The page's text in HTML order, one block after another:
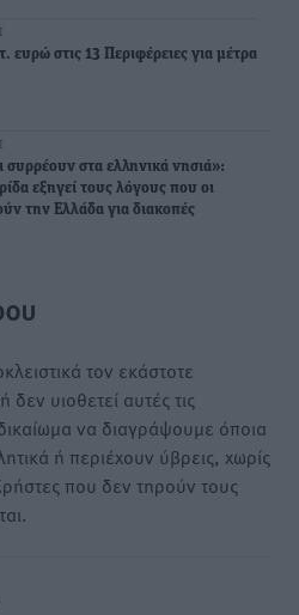
ευρώ στις 13 Περιφέρειες για μέτρα
συρρέουν στα ελληνικά νησιά»:
εξηγεί τους λόγους που οι
την Ελλάδα για διακοπές
τον εκάστοτε
υιοθετεί αυτές τις
να διαγράψουμε όποια
ή περιέχουν ύβρεις, χωρίς
που δεν τηρούν τους